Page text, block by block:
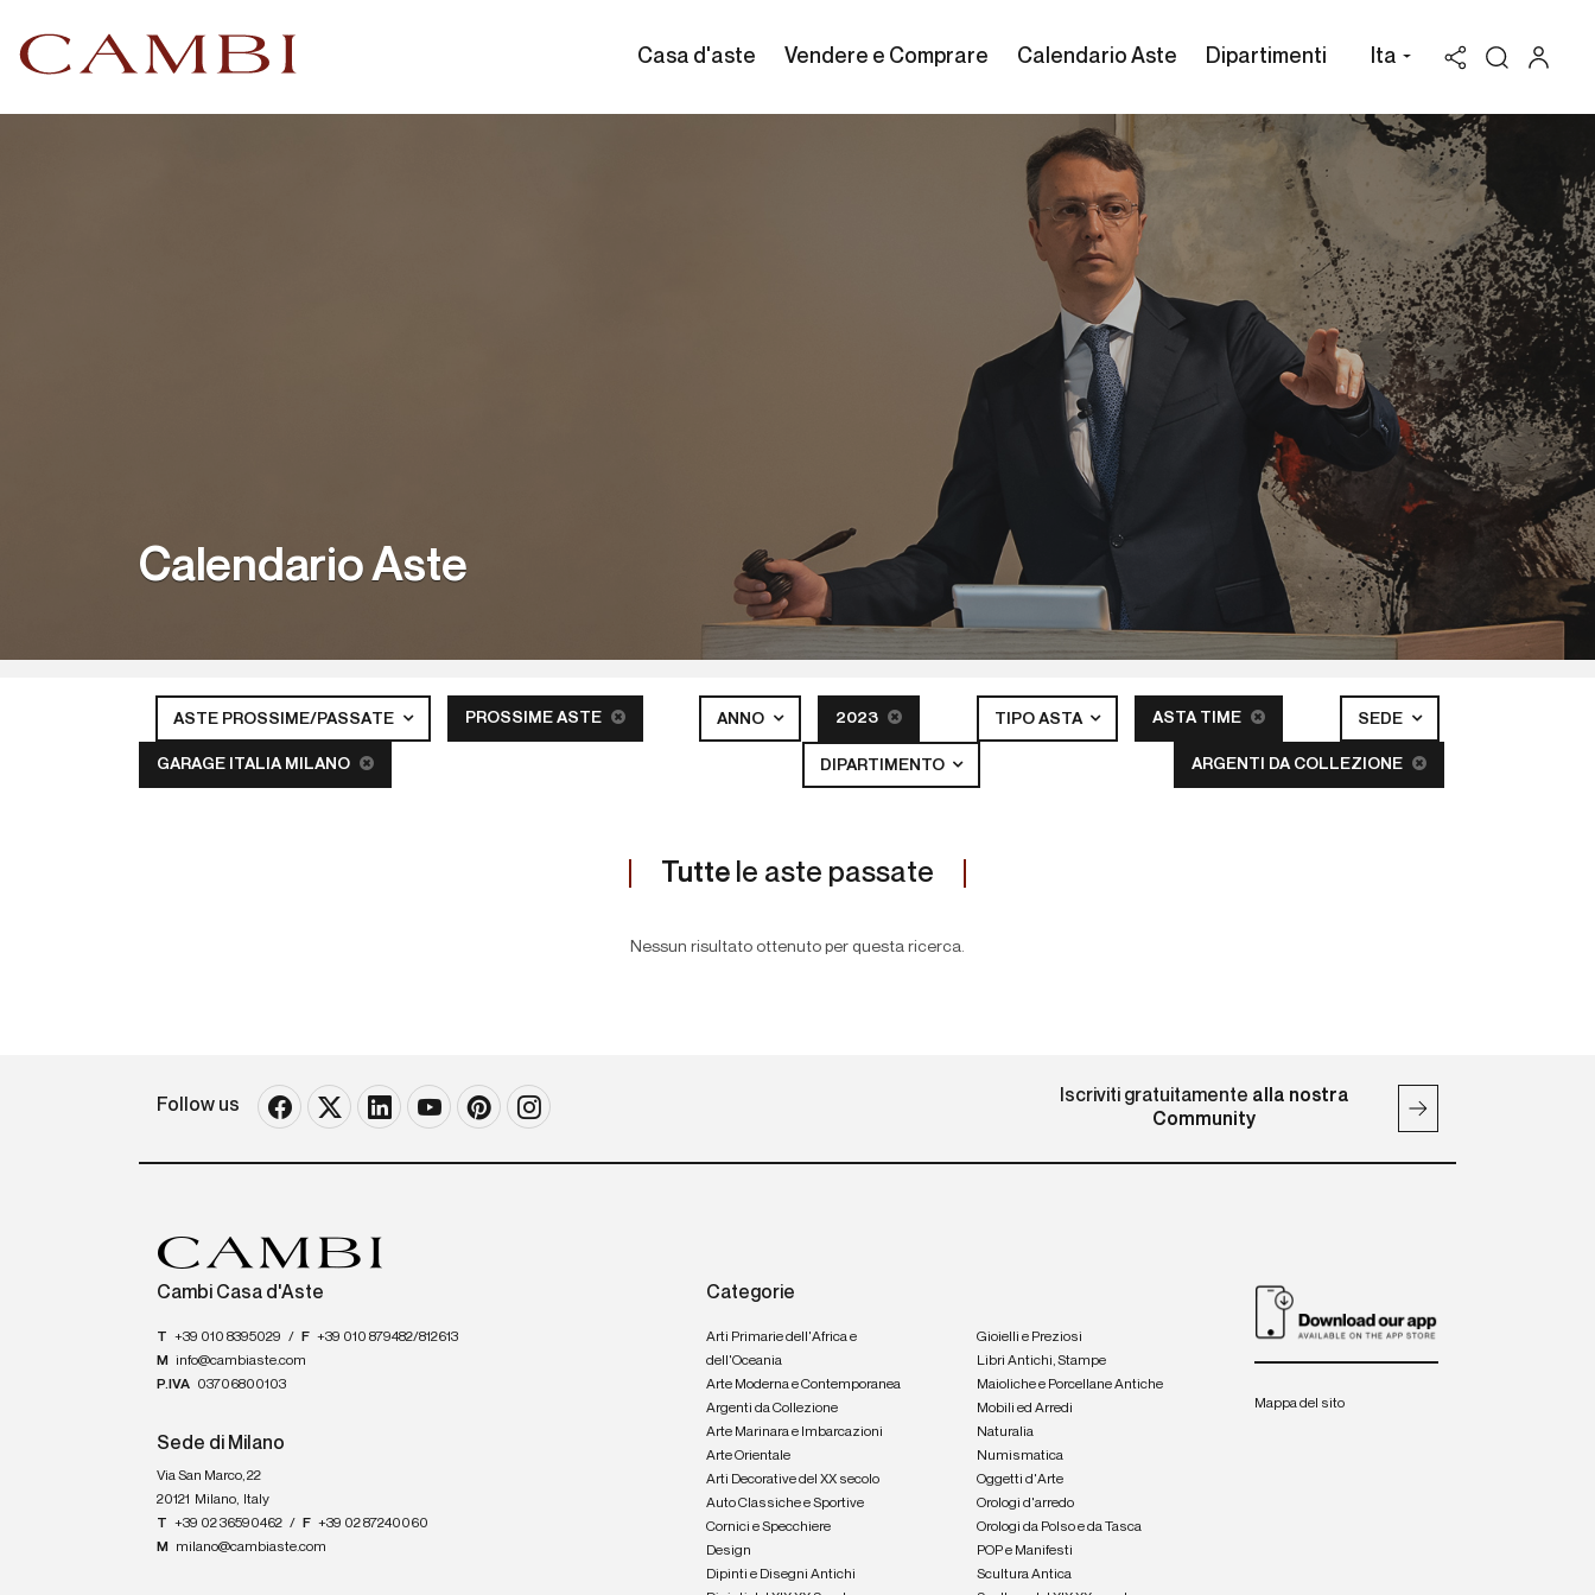
Casa d'aste Vendere e Comprare Calendario Aste Dipartimenti Ita
Calendario Aste
ASTE PROSSIME/PASSATE PROSSIME ASTE ANNO 2023 TIPO ASTA ASTA TIME SEDE
GARAGE ITALIA MILANO DIPARTIMENTO ARGENTI DA COLLEZIONE
Tutte le aste passate
Nessun risultato ottenuto per questa ricerca.
Follow us Iscriviti gratuitamente alla nostra
Community
Cambi Casa d'Aste
T +39 010 8395029 / F +39 010 879482/812613
M
info@cambiaste.com
P.IVA 03706800103
Sede di Milano
Via San Marco, 22
20121
Milano, Italy
T +39 02 36590462 / F +39 02 87240060
M
milano@cambiaste.com
Categorie
Arti Primarie dell'Africa e
dell'Oceania
Arte Moderna e Contemporanea
Argenti da Collezione
Arte Marinara e Imbarcazioni
Arte Orientale
Arti Decorative del XX secolo
Auto Classiche e Sportive
Cornici e Specchiere
Design
Dipinti e Disegni Antichi
Gioielli e Preziosi
Libri Antichi, Stampe
Maioliche e Porcellane Antiche
Mobili ed Arredi
Naturalia
Numismatica
Oggetti d'Arte
Orologi d'arredo
Orologi da Polso e da Tasca
POP e Manifesti
Scultura Antica
Mappa del sito